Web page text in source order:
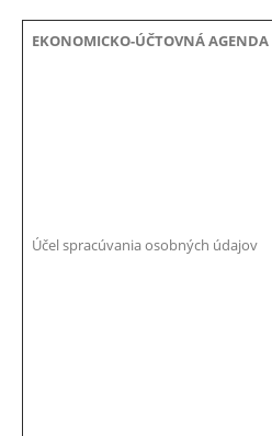
EKONOMICKO-ÚČTOVNÁ AGENDA
Účel spracúvania osobných údajov